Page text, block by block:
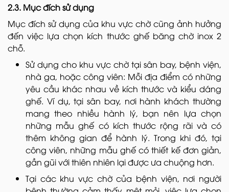
2.3. Mục đích sử dụng
Mục đích sử dụng của khu vực chờ cũng ảnh hưởng
đến việc lựa chọn kích thước ghế băng chờ inox 2
chỗ.
Sử dụng cho khu vực chờ tại sân bay, bệnh viện,
nhà ga, hoặc công viên: Mỗi địa điểm có những
yêu cầu khác nhau về kích thước và kiểu dáng
ghế. Ví dụ, tại sân bay, nơi hành khách thường
mang theo nhiều hành lý, bạn nên lựa chọn
những mẫu ghế có kích thước rộng rãi và có
thêm không gian để hành lý. Trong khi đó, tại
công viên, những mẫu ghế có thiết kế đơn giản,
gần gũi với thiên nhiên lại được ưa chuộng hơn.
Tại các khu vực chờ của bệnh viện, nơi người